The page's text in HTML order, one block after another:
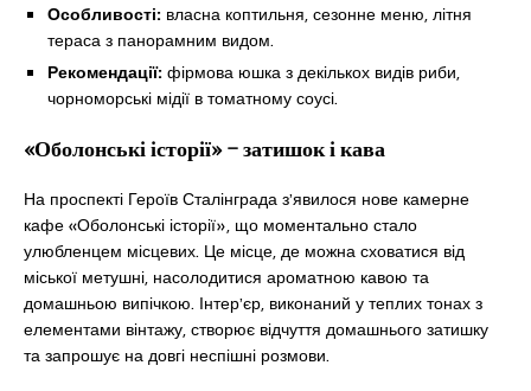
Особливості: власна коптильня, сезонне меню, літня
тераса з панорамним видом.
Рекомендації:фірмова юшка з декількох видів риби,
чорноморські мідії в томатному соусі.
«Оболонські історії» – затишок і кава
На проспекті Героїв Сталінграда з’явилося нове камерне
кафе «Оболонські історії», що моментально стало
улюбленцем місцевих. Це місце, де можна сховатися від
міської метушні, насолодитися ароматною кавою та
домашньою випічкою. Інтер’єр, виконаний у теплих тонах з
елементами вінтажу, створює відчуття домашнього затишку
та запрошує на довгі неспішні розмови.